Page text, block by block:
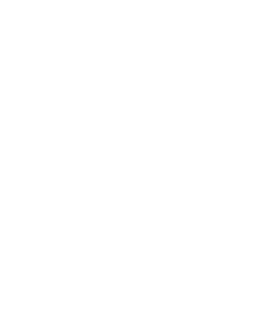
세 미만은 항상 티켓을 구비한 성인과 동행해야 합